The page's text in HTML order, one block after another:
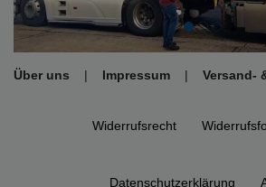
Über uns | Impressum | Versand-
Widerrufs­recht
Daten­schutz­erklärung